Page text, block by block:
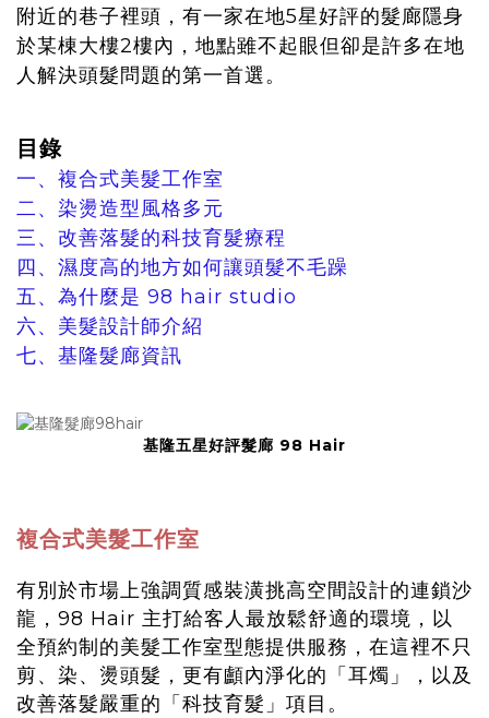
附近的巷子裡頭，有一家在地5星好評的髮廊隱身
於某棟大樓2樓內，地點雖不起眼但卻是許多在地
人解決頭髮問題的第一首選。
目錄
一、複合式美髮工作室
二、染燙造型風格多元
三、改善落髮的科技育髮療程
四、濕度高的地方如何讓頭髮不毛躁
五、為什麼是 98 hair studio
六、美髮設計師介紹
七、基隆髮廊資訊
基隆五星好評髮廊 98 Hair
複合式美髮工作室
有別於市場上強調質感裝潢挑高空間設計的連鎖沙
龍，98 Hair 主打給客人最放鬆舒適的環境，以
全預約制的美髮工作室型態提供服務，在這裡不只
剪、染、燙頭髮，更有顱內淨化的「耳燭」，以及
改善落髮嚴重的「科技育髮」項目。